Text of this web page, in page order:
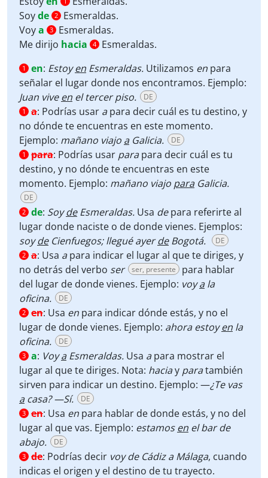
Soyde 2
Esmeraldas.
Voya 3
Esmeraldas.
Me dirijo hacia 4 Esmeraldas.
1 en: Estoyen Esmeraldas. Utilizamos en para
señalar el lugar donde nos encontramos. Ejemplo:
Juan viveen el tercer piso. DE
1 a: Podrías usar apara decir cuál es tu destino, y
no dónde te encuentras en este momento.
Ejemplo: mañano viajo aGalicia. DE
1 para: Podrías usar parapara decir cuál es tu
destino, y no dónde te encuentras en este
momento. Ejemplo: mañano viajo paraGalicia.
DE
2 de: SoydeEsmeraldas. Usa depara referirte al
lugar donde naciste o de donde vienes. Ejemplos:
soydeCienfuegos; llegué ayerdeBogotá. DE
2 a: Usa apara indicar el lugar al que te diriges, y
no detrás del verbo ser ser, presente
para hablar
del lugar de donde vienes. Ejemplo: voyala
oficina.
DE
2 en: Usa en para indicar dónde estás, y no el
lugar de donde vienes. Ejemplo: ahora estoyen la
oficina.
DE
3 a: VoyaEsmeraldas. Usa apara mostrar el
lugar al que te diriges. Nota: haciay paratambién
sirven para indicar un destino. Ejemplo: —¿Te vas
acasa? —Sí. DE
3 en: Usa en para hablar de donde estás, y no del
lugar al que vas. Ejemplo: estamosen el bar de
abajo.
DE
3 de: Podrías decir voy de Cádiz a Málaga, cuando
indicas el origen y el destino de tu trayecto.